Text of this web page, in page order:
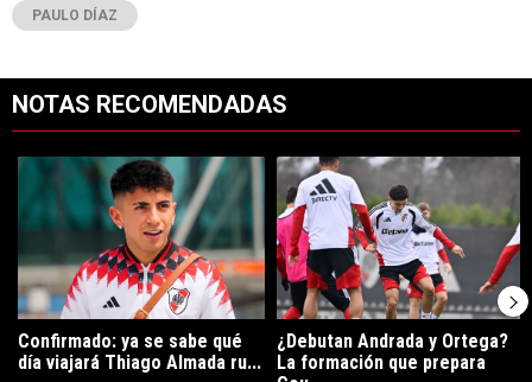
PAULO DÍAZ
NOTAS RECOMENDADAS
Un artículo de tendencia con el título "Confirmado: ya se sabe qué
Confirmado: ya se sabe qué
día viajará Thiago Almada ru...
Un artículo de tendencia con el
¿Debutan Andrada y Ortega?
La formación que prepara